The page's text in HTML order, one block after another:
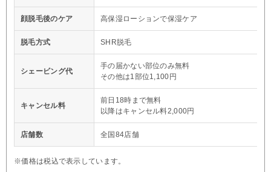
顔脱毛後のケア 高保湿ローションで保湿ケア
脱毛方式 SHR脱毛
シェービング代
手の届かない部位のみ無料
その他は1部位1,100円
キャンセル料
前日18時まで無料
以降はキャンセル料2,000円
店舗数 全国84店舗
※価格は税込で表示しています。